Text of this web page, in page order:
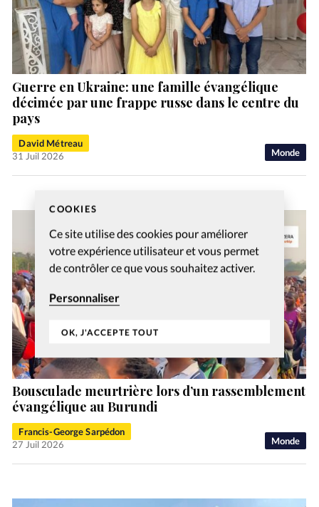
COOKIES
Ce site utilise des cookies pour améliorer
votre expérience utilisateur et vous permet
de contrôler ce que vous souhaitez activer.
Personnaliser
OK, J'ACCEPTE TOUT
Monde
Guerre en Ukraine: une famille évangélique
décimée par une frappe russe dans le centre du
pays
David Métreau
31 Juil 2026
Monde
Bousculade meurtrière lors d’un rassemblement
évangélique au Burundi
Francis-George Sarpédon
27 Juil 2026